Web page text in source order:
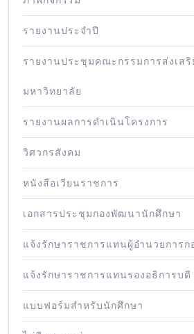
รายงานประจำปี
รายงานประชุมคณะกรรมการส่งเสริ
มหาวิทยาลัย
รายงานผลการดำเนินโครงการ
วิศวกรสังคม
หนังสือเวียนราชการ
เอกสารประชุมกองพัฒนานักศึกษา
แจ้งรักษาราชการแทนผู้อำนวยการ
แจ้งรักษาราชการแทนรองอธิการบดี
แบบฟอร์มสำหรับนักศึกษา